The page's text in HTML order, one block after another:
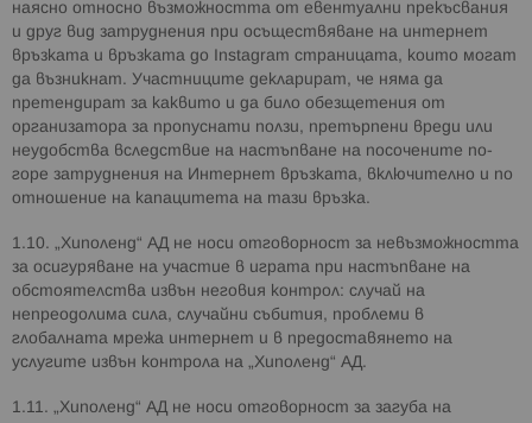
наясно относно възможността от евентуални прекъсвания
и друг вид затруднения при осъществяване на интернет
връзката и връзката до Instagram страницата, които могат
да възникнат. Участниците декларират, че няма да
претендират за каквито и да било обезщетения от
организатора за пропуснати ползи, претърпени вреди или
неудобства вследствие на настъпване на посочените по-
горе затруднения на Интернет връзката, включително и по
отношение на капацитета на тази връзка.
1.10. „Хиполенд“ АД не носи отговорност за невъзможността
за осигуряване на участие в играта при настъпване на
обстоятелства извън неговия контрол: случай на
непреодолима сила, случайни събития, проблеми в
глобалната мрежа интернет и в предоставянето на
услугите извън контрола на „Хиполенд“ АД.
1.11. „Хиполенд“ АД не носи отговорност за загуба на